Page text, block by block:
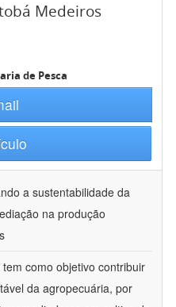
Medeiros
de Pesca
a sustentabilidade da
na produção
como objetivo contribuir
da agropecuária, por